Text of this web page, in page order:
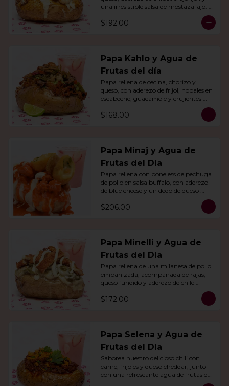
una irresistible salsa de mostaza-ajo.
$192.00
Papa Kahlo y Agua de
Frutas del día
Papa rellena de cecina, chorizo y
queso, con aderezo de frijol, nopales en
escabeche, guacamole y crujientes
$168.00
Papa Minaj y Agua de
Frutas del Día
Papa rellena con boneless de pechuga
de pollo en salsa buffalo, con aderezo
de blue cheese y un dedo de queso
relleno de jalapeño. Con agua del día.
$206.00
Papa Minelli y Agua de
Frutas del Día
Papa rellena de una milanesa de pollo
empanizada, acompañada de rajas,
queso fundido y aderezo de chile
día.
$172.00
Papa Selena y Agua de
Frutas del Día
Saborea nuestro delicioso chili con
carne, frijoles y queso cheddar, junto
con una refrescante agua de frutas del